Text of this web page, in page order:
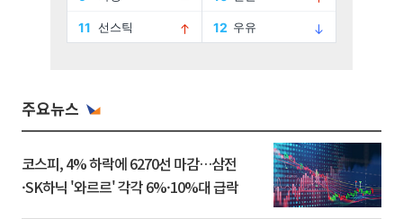
주요뉴스
코스피, 4% 하락에 6270선 마감…삼전
·SK하닉 '와르르' 각각 6%·10%대 급락